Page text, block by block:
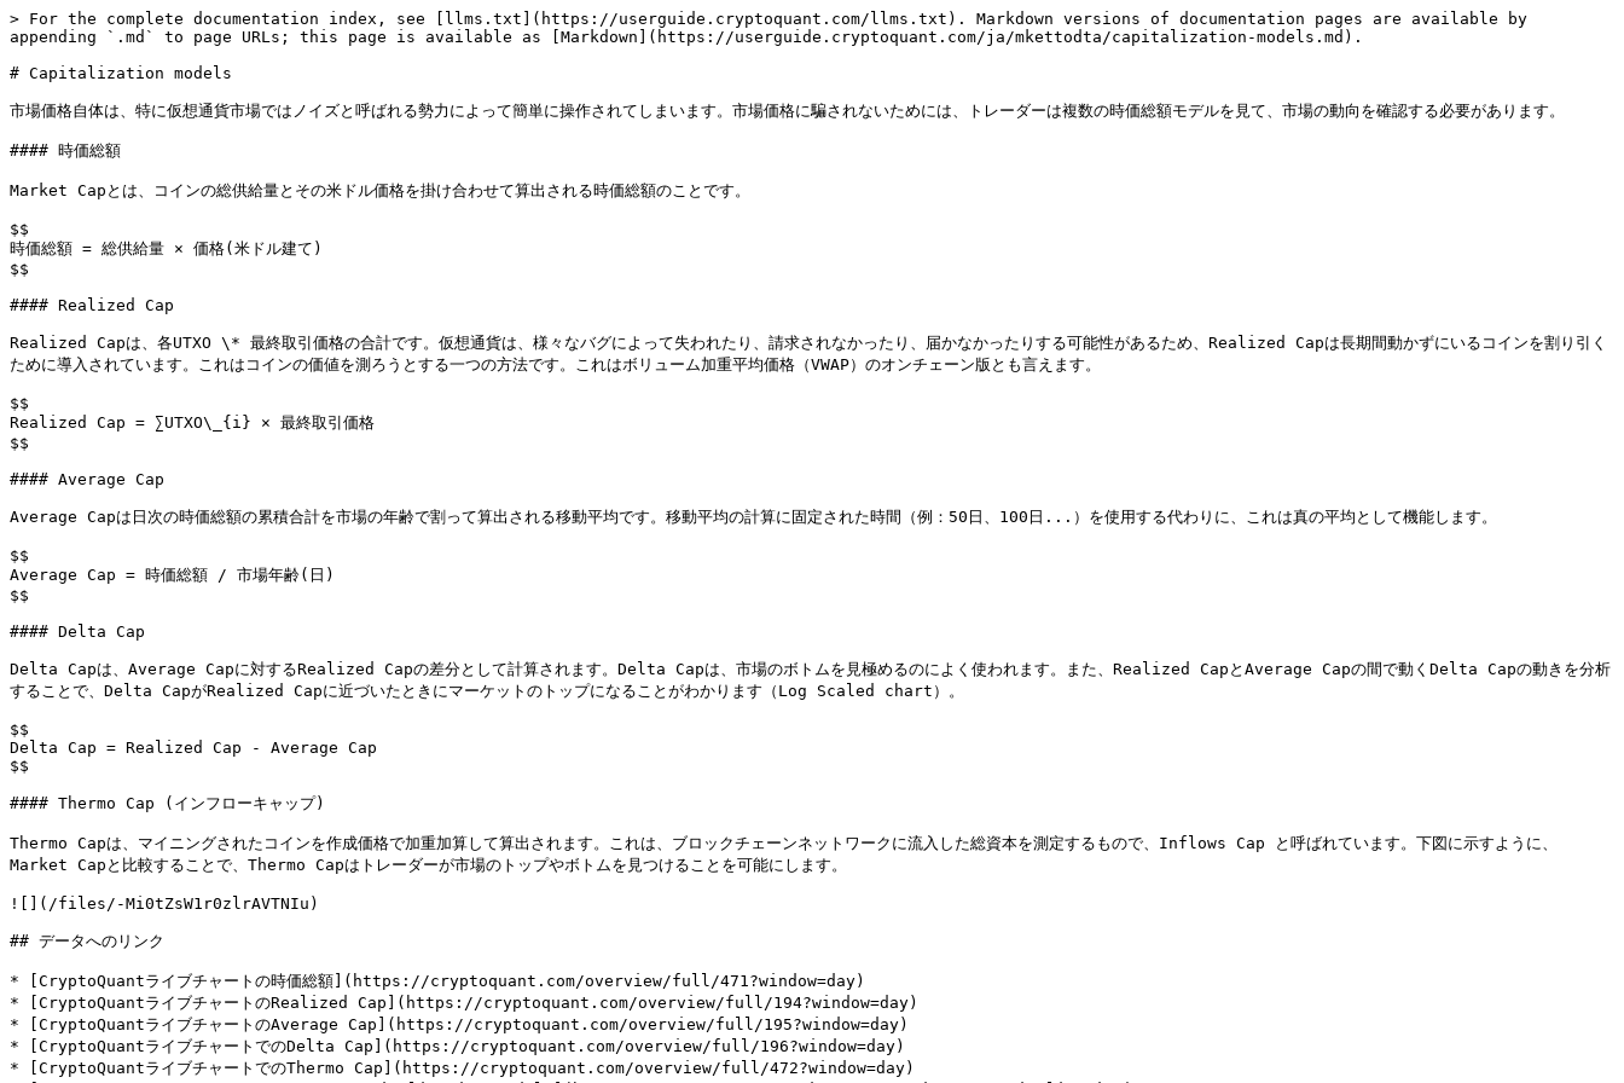
> For the complete documentation index, see [llms.txt](https://userguide.cryptoquant.com/llms.txt). Markdown versions of documentation pages are available by
appending `.md` to page URLs; this page is available as [Markdown](https://userguide.cryptoquant.com/ja/mkettodta/capitalization-models.md).
# Capitalization models
市場価格自体は、特に仮想通貨市場ではノイズと呼ばれる勢力によって簡単に操作されてしまいます。市場価格に騙されないためには、トレーダーは複数の時価総額モデルを見て、市場の動向を確認する必要があります。
#### 時価総額
Market Capとは、コインの総供給量とその米ドル価格を掛け合わせて算出される時価総額のことです。
$$
時価総額 = 総供給量 × 価格(米ドル建て)
$$
#### Realized Cap
Realized Capは、各UTXO \* 最終取引価格の合計です。仮想通貨は、様々なバグによって失われたり、請求されなかったり、届かなかったりする可能性があるため、Realized Capは長期間動かずにいるコインを割り引く
ために導入されています。これはコインの価値を測ろうとする一つの方法です。これはボリューム加重平均価格（VWAP）のオンチェーン版とも言えます。
$$
Realized Cap = ∑UTXO\_{i} × 最終取引価格
$$
#### Average Cap
Average Capは日次の時価総額の累積合計を市場の年齢で割って算出される移動平均です。移動平均の計算に固定された時間（例：50日、100日...）を使用する代わりに、これは真の平均として機能します。
$$
Average Cap = 時価総額 / 市場年齢(日)
$$
#### Delta Cap
Delta Capは、Average Capに対するRealized Capの差分として計算されます。Delta Capは、市場のボトムを見極めるのによく使われます。また、Realized CapとAverage Capの間で動くDelta Capの動きを分析
することで、Delta CapがRealized Capに近づいたときにマーケットのトップになることがわかります（Log Scaled chart）。
$$
Delta Cap = Realized Cap - Average Cap
$$
#### Thermo Cap (インフローキャップ)
Thermo Capは、マイニングされたコインを作成価格で加重加算して算出されます。これは、ブロックチェーンネットワークに流入した総資本を測定するもので、Inflows Cap と呼ばれています。下図に示すように、
Market Capと比較することで、Thermo Capはトレーダーが市場のトップやボトムを見つけることを可能にします。
![](/files/-Mi0tZsW1r0zlrAVTNIu)
## データへのリンク
* [CryptoQuantライブチャートの時価総額](https://cryptoquant.com/overview/full/471?window=day)
* [CryptoQuantライブチャートのRealized Cap](https://cryptoquant.com/overview/full/194?window=day)
* [CryptoQuantライブチャートのAverage Cap](https://cryptoquant.com/overview/full/195?window=day)
* [CryptoQuantライブチャートでのDelta Cap](https://cryptoquant.com/overview/full/196?window=day)
* [CryptoQuantライブチャートでのThermo Cap](https://cryptoquant.com/overview/full/472?window=day)